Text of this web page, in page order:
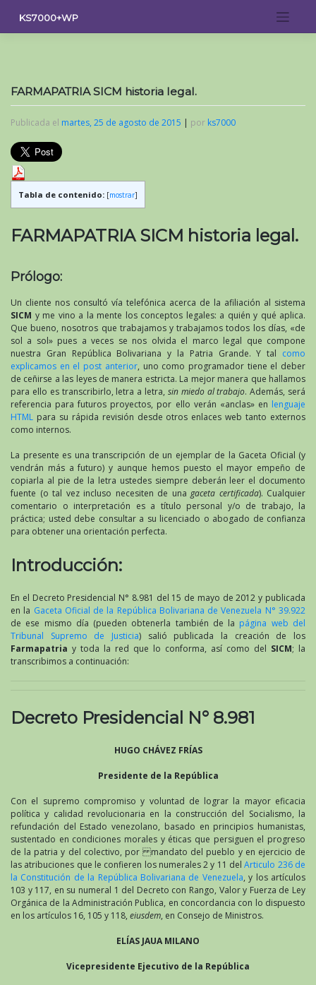
contenido
KS7000+WP
FARMAPATRIA SICM historia legal.
Publicada el martes, 25 de agosto de 2015 | por ks7000
Tabla de contenido: [mostrar]
FARMAPATRIA SICM historia legal.
Prólogo:
Un cliente nos consultó vía telefónica acerca de la afiliación al sistema
SICM y me vino a la mente los conceptos legales: a quién y qué aplica.
Que bueno, nosotros que trabajamos y trabajamos todos los días, «de
sol a sol» pues a veces se nos olvida el marco legal que compone
nuestra Gran República Bolivariana y la Patria Grande. Y tal como
explicamos en el post anterior, uno como programador tiene el deber
de ceñirse a las leyes de manera estricta. La mejor manera que hallamos
para ello es transcribirlo, letra a letra, sin miedo al trabajo. Además, será
referencia para futuros proyectos, por ello verán «anclas» en lenguaje
HTML para su rápida revisión desde otros enlaces web tanto externos
como internos.
La presente es una transcripción de un ejemplar de la Gaceta Oficial (y
vendrán más a futuro) y aunque hemos puesto el mayor empeño de
copiarla al pie de la letra ustedes siempre deberán leer el documento
fuente (o tal vez incluso necesiten de una gaceta certificada). Cualquier
comentario o interpretación es a título personal y/o de trabajo, la
práctica; usted debe consultar a su licenciado o abogado de confianza
para obtener una orientación perfecta.
Introducción:
En el Decreto Presidencial N° 8.981 del 15 de mayo de 2012 y publicada
en la Gaceta Oficial de la República Bolivariana de Venezuela N° 39.922
de ese mismo día (pueden obtenerla también de la página web del
Tribunal Supremo de Justicia) salió publicada la creación de los
Farmapatria y toda la red que lo conforma, así como del SICM; la
transcribimos a continuación:
Decreto Presidencial N° 8.981
HUGO CHÁVEZ FRÍAS
Presidente de la República
Con el supremo compromiso y voluntad de lograr la mayor eficacia
política y calidad revolucionaria en la construcción del Socialismo, la
refundación del Estado venezolano, basado en principios humanistas,
sustentado en condiciones morales y éticas que persiguen el progreso
de la patria y del colectivo, por mandato del pueblo y en ejercicio de
las atribuciones que le confieren los numerales 2 y 11 delArticulo 236 de
la Constitución de la República Bolivariana de Venezuela, y los artículos
103 y 117, en su numeral 1 del Decreto con Rango, Valor y Fuerza de Ley
Orgánica de la Administración Publica, en concordancia con lo dispuesto
en los artículos 16, 105 y 118, eiusdem, en Consejo de Ministros.
ELÍAS JAUA MILANO
Vicepresidente Ejecutivo de la República